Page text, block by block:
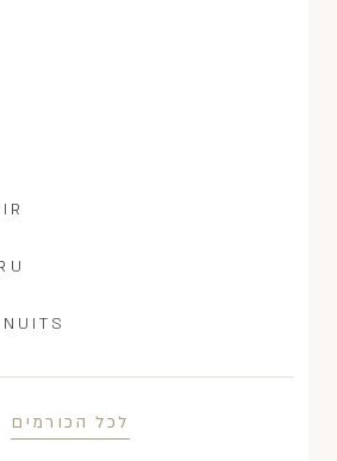
לכל הכורמים